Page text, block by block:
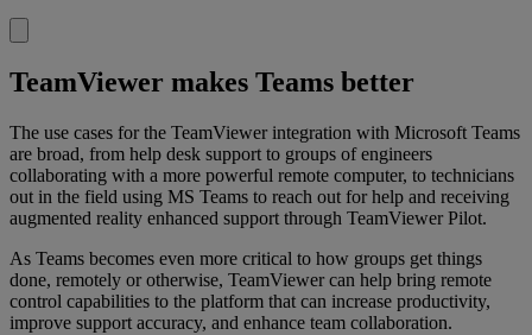
TeamViewer makes Teams better
The use cases for the TeamViewer integration with Microsoft Teams
are broad, from help desk support to groups of engineers
collaborating with a more powerful remote computer, to technicians
out in the field using MS Teams to reach out for help and receiving
augmented reality enhanced support through TeamViewer Pilot.
As Teams becomes even more critical to how groups get things
done, remotely or otherwise, TeamViewer can help bring remote
control capabilities to the platform that can increase productivity,
improve support accuracy, and enhance team collaboration.